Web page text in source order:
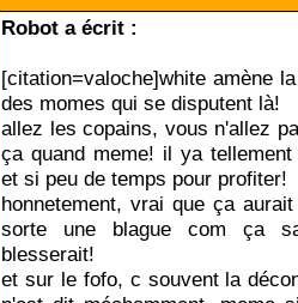
Robot a écrit :
[citation=valoche]white amène
des momes qui se disputent là!
allez les copains, vous n'allez
ça quand meme! il ya
et si peu de temps pour profiter!
honnetement, vrai que ça
sorte une blague com ça
blesserait!
et sur le fofo, c souvent la